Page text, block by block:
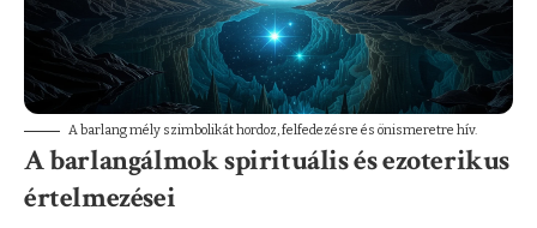
A barlang mély szimbolikát hordoz, felfedezésre és önismeretre hív.
A barlangálmok spirituális és ezoterikus
értelmezései